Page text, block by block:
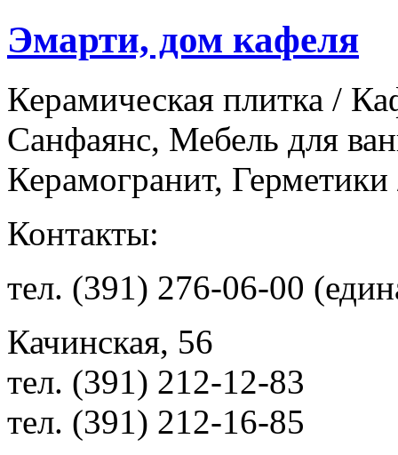
Эмарти, дом кафеля
Керамическая плитка /
Санфаянс, Мебель для
Керамогранит,
Контакты:
тел. (391) 276-06-00
Качинская, 56
тел. (391) 212-12-83
тел. (391) 212-16-85